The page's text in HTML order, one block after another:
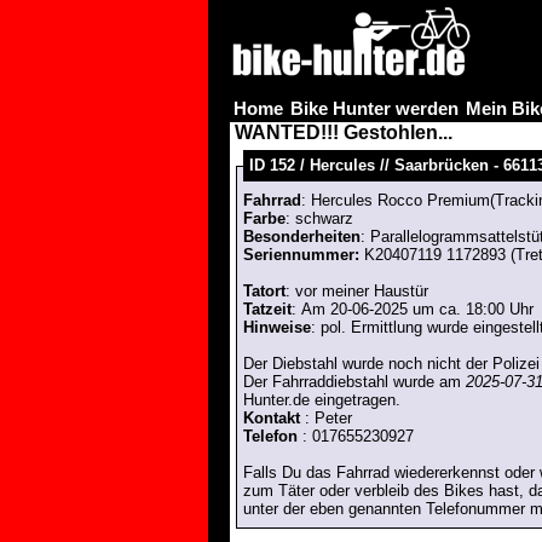
Home Bike Hunter werden Mein
WANTED!!! Gestohlen...
ID 152 / Hercules // Saarbrücken -
Fahrrad : Hercules Rocco
Farbe: schwarz
Besonderheiten:
Seriennummer: K20407119 1172893
Tatort: vor meiner Haustür
Tatzeit: Am 20-06-2025 um ca. 18:00 Uhr
Hinweise: pol. Ermittlung wurde
Der Diebstahl wurde noch nicht der
Der Fahrraddiebstahl wurde am 2025-07-
Hunter.de eingetragen.
Kontakt: Peter
Telefon : 017655230927
Falls Du das Fahrrad wiedererkennst oder
zum Täter oder verbleib des Bikes hast,
unter der eben genannten Telefonummer